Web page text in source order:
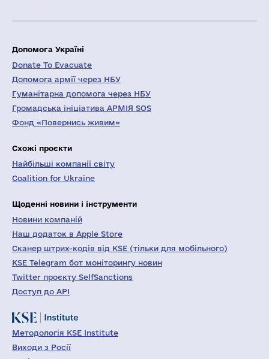
Допомога Україні
Donate To Evacuate
Допомога армії через НБУ
Гуманітарна допомога через НБУ
Громадська ініціатива АРМІЯ SOS
Фонд «Повернись живим»
Схожі проєкти
Найбільші компанії світу
Coalition for Ukraine
Щоденні новини і інструменти
Новини компаній
Наш додаток в Apple Store
Сканер штрих-кодів від KSE (тільки для мобільного)
KSE Telegram бот моніторингу новин
Twitter проєкту SelfSanctions
Доступ до API
Методологія KSE Institute
Виходи з Росії